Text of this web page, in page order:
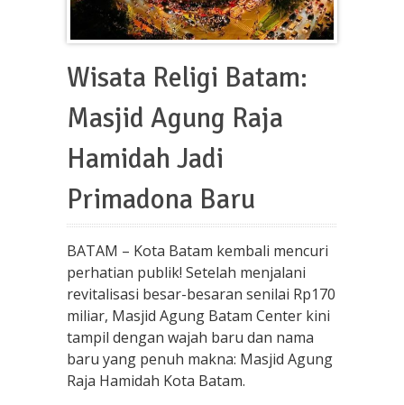
Wisata Religi Batam:
Masjid Agung Raja
Hamidah Jadi
Primadona Baru
BATAM – Kota Batam kembali mencuri
perhatian publik! Setelah menjalani
revitalisasi besar-besaran senilai Rp170
miliar, Masjid Agung Batam Center kini
tampil dengan wajah baru dan nama
baru yang penuh makna: Masjid Agung
Raja Hamidah Kota Batam.